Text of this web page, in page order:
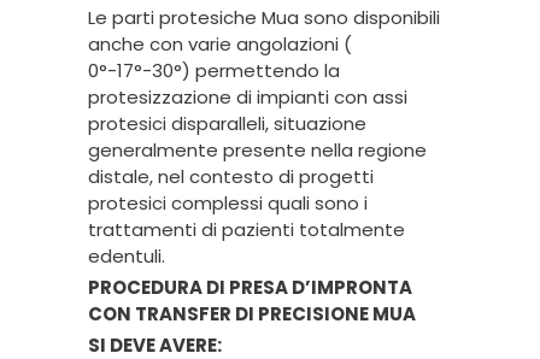
Le parti protesiche Mua sono disponibili
anche con varie angolazioni (
0°-17°-30°) permettendo la
protesizzazione di impianti con assi
protesici disparalleli, situazione
generalmente presente nella regione
distale, nel contesto di progetti
protesici complessi quali sono i
trattamenti di pazienti totalmente
edentuli.
PROCEDURA DI PRESA D’IMPRONTA
CON TRANSFER DI PRECISIONE MUA
SI DEVE AVERE: